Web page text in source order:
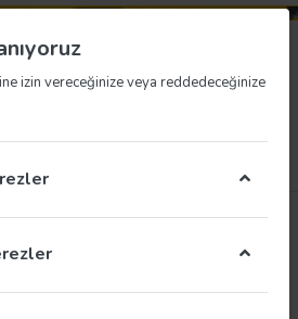
izin vereceğinize veya reddedeceğinize